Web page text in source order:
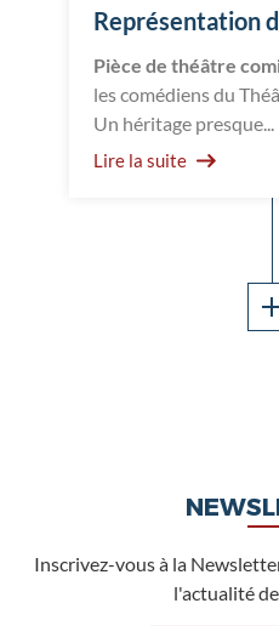
Représentation
Pièce de théâtre
les comédiens du
Un héritage presque...
Lire la suite
Inscrivez-vous à la
l'actualité